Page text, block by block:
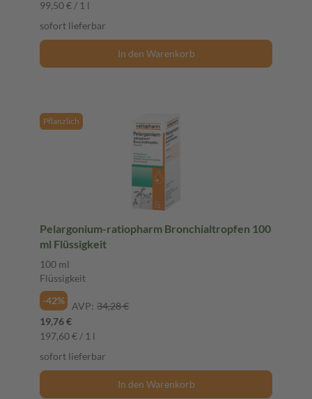
99,50 € / 1 l
sofort lieferbar
In den Warenkorb
Pflanzlich
Pelargonium-ratiopharm Bronchialtropfen 100
ml Flüssigkeit
100 ml
Flüssigkeit
-42%
AVP: 34,28 €
19,76 €
197,60 € / 1 l
sofort lieferbar
In den Warenkorb